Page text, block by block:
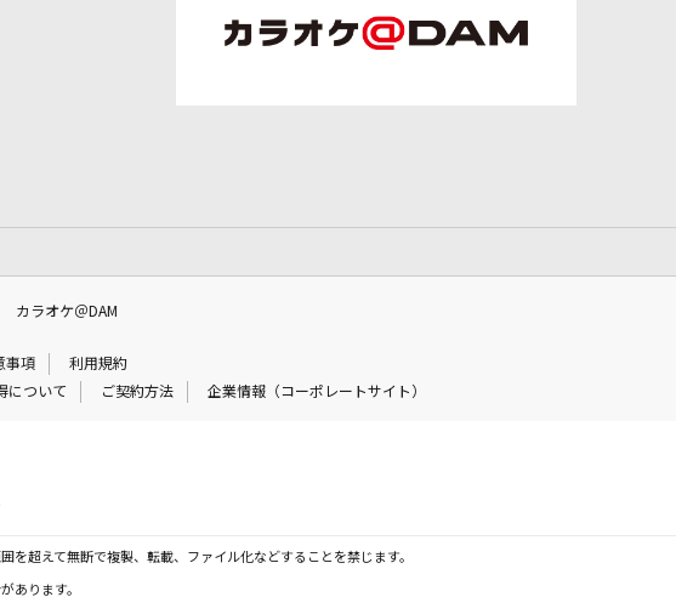
カラオケ＠DAM
事項
利用規約
について ご契約方法 企業情報（コーポレートサイト）
を超えて無断で複製、転載、ファイル化などすることを禁じます。
あります。